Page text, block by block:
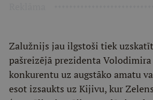
Zalužnijs jau ilgstoši tiek
pašreizējā prezidenta
konkurentu uz augstāko amatu
esot izsaukts uz Kijivu, kur